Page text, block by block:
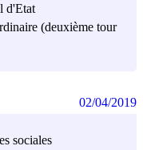
d'Etat
(deuxième tour
sociales
02/04/2019